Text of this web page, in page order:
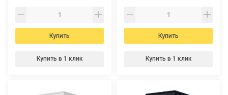
Купить
Купить в 1 клик
Купить
Купить в 1 клик